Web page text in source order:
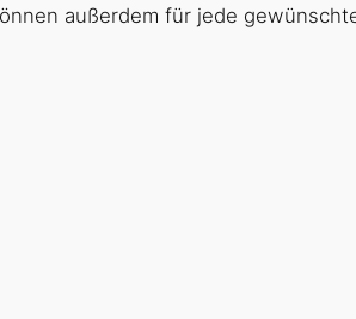
außerdem für jede